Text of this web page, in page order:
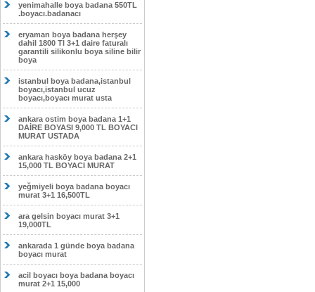
yenimahalle boya badana 550TL
.boyacı.badanacı
eryaman boya badana herşey
dahil 1800 Tl 3+1 daire faturalı
garantili silikonlu boya siline bilir
boya
istanbul boya badana,istanbul
boyacı,istanbul ucuz
boyacı,boyacı murat usta
ankara ostim boya badana 1+1
DAİRE BOYASI 9,000 TL BOYACI
MURAT USTADA
ankara hasköy boya badana 2+1
15,000 TL BOYACI MURAT
yeğmiyeli boya badana boyacı
murat 3+1 16,500TL
ara gelsin boyacı murat 3+1
19,000TL
ankarada 1 günde boya badana
boyacı murat
acil boyacı boya badana boyacı
murat 2+1 15,000